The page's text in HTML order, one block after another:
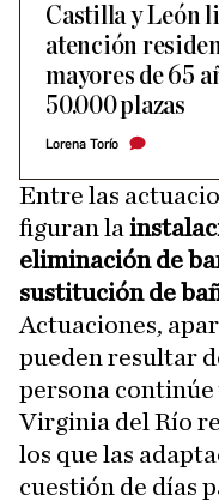
Castilla y León
atención
mayores de 65
50.000 plazas
Lorena Torío
Entre las
figuran la
eliminación de
sustitución de
Actuaciones,
pueden resultar
persona continúe
Virginia del Río
los que las
cuestión de días